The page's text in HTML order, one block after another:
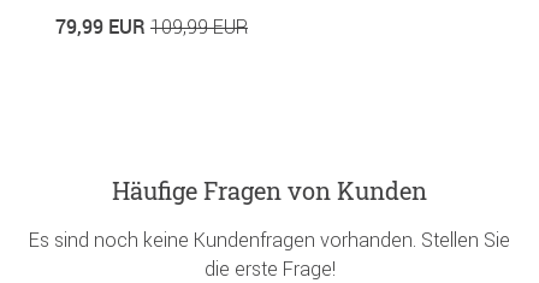
79,99 EUR 109,99 EUR
Häufige Fragen von Kunden
Es sind noch keine Kundenfragen vorhanden. Stellen Sie
die erste Frage!